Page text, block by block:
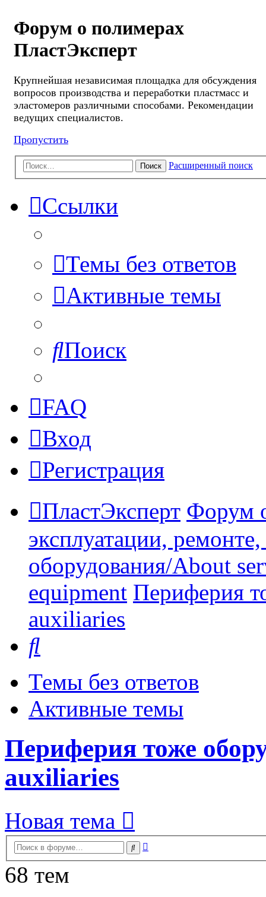
Форум о полимерах
ПластЭксперт
Крупнейшая независимая площадка для обсуждения
вопросов производства и переработки пластмасс и
эластомеров различными способами. Рекомендации
ведущих специалистов.
Пропустить
Поиск Расширенный поиск
Ссылки
Темы без ответов
Активные темы
Поиск
FAQ
Вход
Регистрация
ПластЭксперт Форум
эксплуатации,
оборудования/About
equipment Периферия
auxiliaries
Темы без ответов
Активные темы
Периферия тоже
auxiliaries
Новая тема
Поиск
68 тем